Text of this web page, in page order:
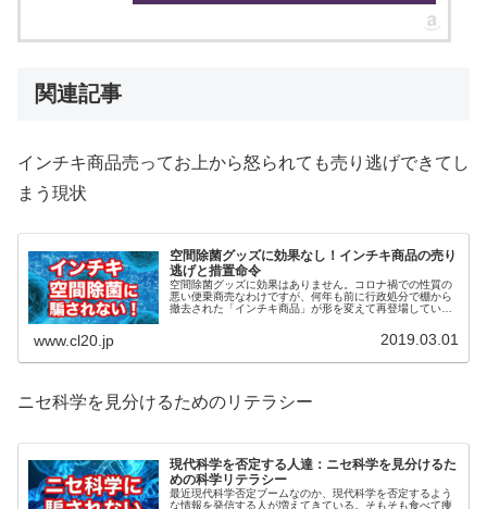
関連記事
インチキ商品売ってお上から怒られても売り逃げできてし
まう現状
空間除菌グッズに効果なし！インチキ商品の売り
逃げと措置命令
空間除菌グッズに効果はありません。コロナ禍での性質の
悪い便乗商売なわけですが、何年も前に行政処分で棚から
撤去された「インチキ商品」が形を変えて再登場している
www.cl20.jp 2019.03.01
ニセ科学を見分けるためのリテラシー
現代科学を否定する人達：ニセ科学を見分けるた
めの科学リテラシー
最近現代科学否定ブームなのか、現代科学を否定するよう
な情報を発信する人が増えてきている。そもそも食べて痩